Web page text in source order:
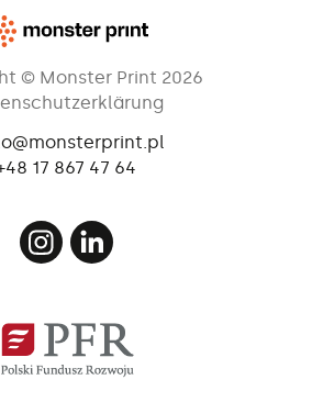
© Monster Print 2026
17 867 47 64